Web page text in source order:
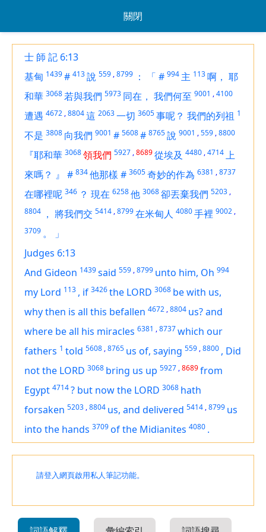
關閉
士 師 記 6:13
基甸 1439# 413說 559 ,8799 ： 「 # 994 主 113啊， 耶
和華 3068若與我們 5973 同在， 我們何至 9001 ,4100
遭遇 4672 ,8804這 2063一切 3605事呢？ 我們的列祖 1
不是 3808 向我們 9001 # 5608# 8765說 9001 ,559 ,8800
『耶和華 3068領我們 5927 ,8689從埃及 4480 ,4714上
來嗎？ 』 # 834他那樣 # 3605奇妙的作為 6381 ,8737
在哪裡呢 346 ？ 現在 6258他 3068卻丟棄我們 5203 ,
8804 ， 將我們交 5414 ,8799在米甸人 4080手裡 9002 ,
3709 。
」
Judges 6:13
And Gideon 1439said 559 ,8799 unto him, Oh 994
my Lord 113 , if 3426the LORD 3068 be with us,
why then is all this befallen 4672 ,8804 us? and
where beall his miracles 6381 ,8737which our
fathers 1 told 5608 ,8765 us of, saying 559 ,8800 , Did
not the LORD 3068 bring us up 5927 ,8689from
Egypt 4714? but now the LORD 3068 hath
forsaken 5203 ,8804 us, and delivered 5414 ,8799 us
into the hands 3709of the Midianites 4080 .
請登入網頁啟用私人筆記功能。